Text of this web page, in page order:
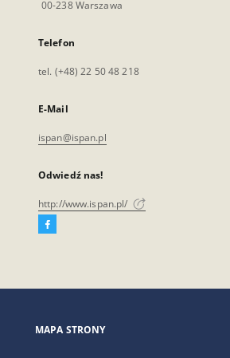
00-238 Warszawa
Telefon
tel. (+48) 22 50 48 218
E-Mail
ispan@ispan.pl
Odwiedź nas!
http://www.ispan.pl/
Facebook
się
karcie
MAPA STRONY